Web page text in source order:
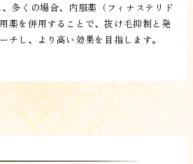
多くの場合、内服薬（フィナステリド
薬を併用することで、抜け毛抑制と発
チし、より高い効果を目指します。